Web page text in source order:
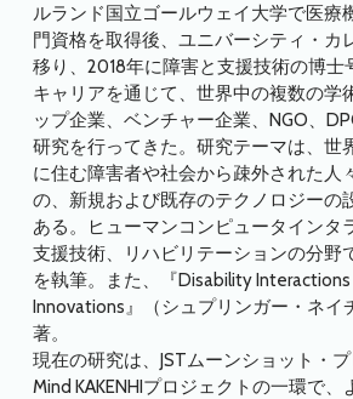
ルランド国立ゴールウェイ大学で医療
門資格を取得後、ユニバーシティ・カ
移り、2018年に障害と支援技術の博士
キャリアを通じて、世界中の複数の学
ップ企業、ベンチャー企業、NGO、
研究を行ってきた。研究テーマは、世
に住む障害者や社会から疎外された人
の、新規および既存のテクノロジーの
ある。ヒューマンコンピュータインタ
支援技術、リハビリテーションの分野
を執筆。また、『Disability Interactions
Innovations』（シュプリンガー・ネイ
著。
現在の研究は、JSTムーンショット・
Mind KAKENHIプロジェクトの一環で